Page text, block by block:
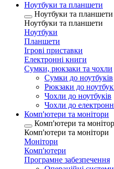
Ноутбуки та планшети
Ноутбуки та планшети
Ноутбуки та планшети
Ноутбуки
Планшети
Ігрові приставки
Електронні книги
Сумки, рюкзаки та чохли
Сумки до ноутбуків
Рюкзаки до
Чохли до ноутбуків
Чохли до
Комп'ютери та монітори
Комп'ютери та
Комп'ютери та монітори
Монітори
Комп'ютери
Програмне забезпечення